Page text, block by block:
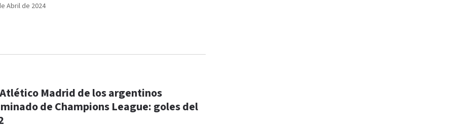
Abril de 2024
Madrid de los argentinos
de Champions League: goles del